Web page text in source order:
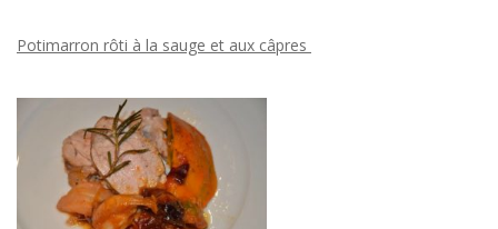
Potimarron rôti à la sauge et aux câpres